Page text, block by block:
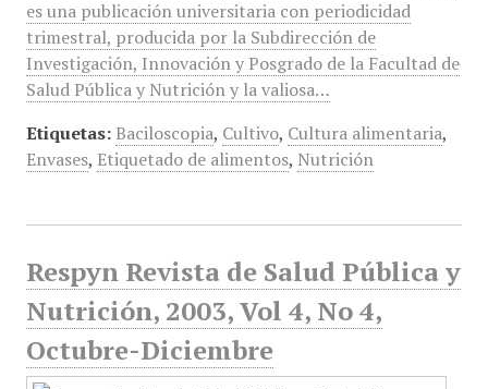
es una publicación universitaria con periodicidad
trimestral, producida por la Subdirección de
Investigación, Innovación y Posgrado de la Facultad de
Salud Pública y Nutrición y la valiosa…
Etiquetas: Baciloscopia, Cultivo, Cultura alimentaria,
Envases, Etiquetado de alimentos, Nutrición
Respyn Revista de Salud Pública y
Nutrición, 2003, Vol 4, No 4,
Octubre-Diciembre